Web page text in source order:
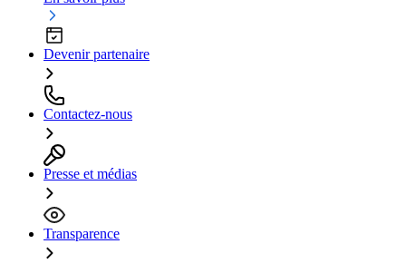
Devenir partenaire
Contactez-nous
Presse et médias
Transparence